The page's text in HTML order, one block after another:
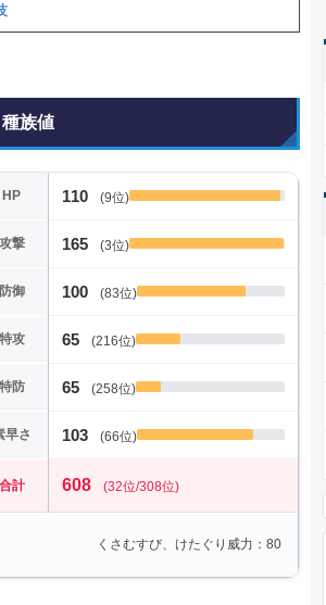
族値
HP 110 (9位)
攻撃 165 (3位)
防御 100 (83位)
特攻 65 (216位)
特防 65 (258位)
早さ 103 (66位)
合計 608 (32位/308位)
くさむすび、けたぐり威力：80